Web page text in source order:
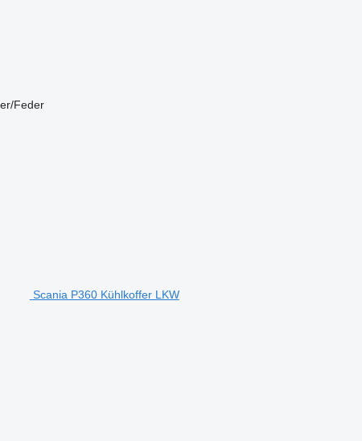
Feder
Scania P360 Kühlkoffer LKW